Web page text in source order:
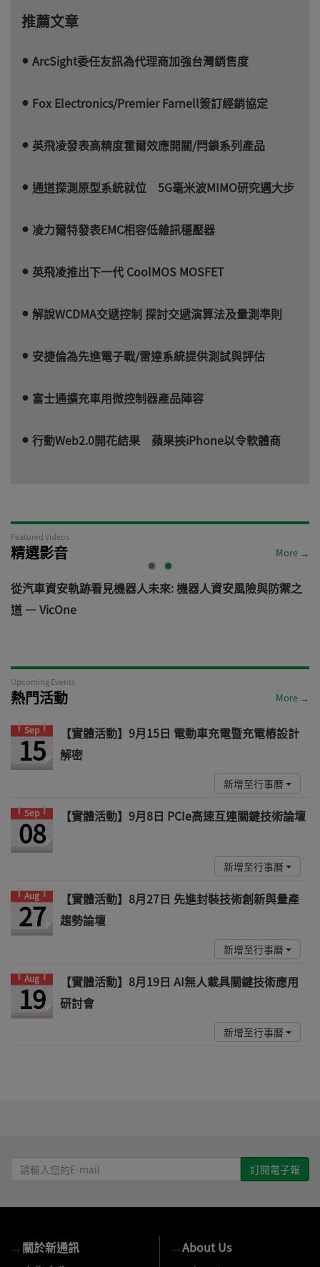
推薦文章
ArcSight委任友訊為代理商加強台灣銷售度
Fox Electronics/Premier Farnell簽訂經銷協定
英飛凌發表高精度霍爾效應開關/閂鎖系列產品
通道探測原型系統就位 5G毫米波MIMO研究邁大步
凌力爾特發表EMC相容低雜訊穩壓器
英飛凌推出下一代 CoolMOS MOSFET
解說WCDMA交遞控制 探討交遞演算法及量測準則
安捷倫為先進電子戰/雷達系統提供測試與評估
富士通擴充車用微控制器產品陣容
行動Web2.0開花結果 蘋果挾iPhone以令軟體商
Featured Videos
精選影音 More →
從汽車資安軌跡看見機器人未來: 機器人資安風險與防禦之
道 — VicOne
Upcoming Events
熱門活動 More →
Sep
15
【實體活動】9月15日 電動車充電暨充電樁設計
解密
新增至行事曆
Sep
08 【實體活動】9月8日 PCIe高速互連關鍵技術論壇
新增至行事曆
Aug
27
【實體活動】8月27日 先進封裝技術創新與量產
趨勢論壇
新增至行事曆
Aug
19
【實體活動】8月19日 AI無人載具關鍵技術應用
研討會
新增至行事曆
請
輸
E-
→關於新通訊
→About Us